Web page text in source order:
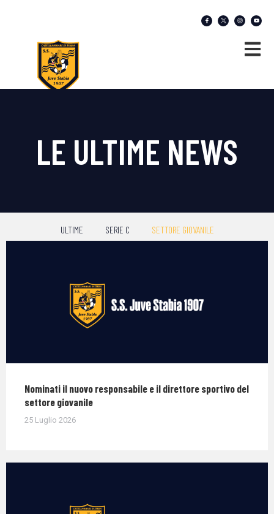
LE ULTIME NEWS
ULTIME SERIE C SETTORE GIOVANILE
Nominati il nuovo responsabile e il direttore sportivo del
settore giovanile
25 Luglio 2026